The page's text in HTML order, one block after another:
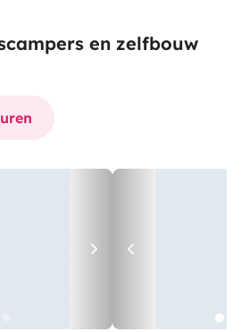
en zelfbouw